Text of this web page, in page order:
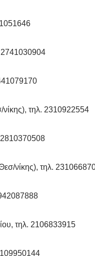
2741030904
τηλ. 2310922554
νίκης), τηλ.
τηλ. 2106833915